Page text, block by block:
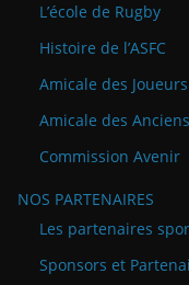
L’école de Rugby
Histoire de l’ASFC
Amicale des
Amicale des Anciens
Commission Avenir
NOS PARTENAIRES
Les partenaires
Sponsors et